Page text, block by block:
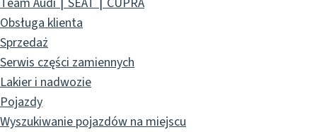
Obsługa klienta
Sprzedaż
Serwis części zamiennych
Lakier i nadwozie
Pojazdy
Wyszukiwanie pojazdów na miejscu